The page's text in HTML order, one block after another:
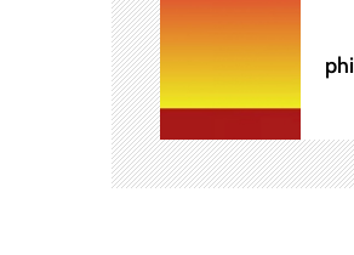
ゲ
ー
シ
ョ